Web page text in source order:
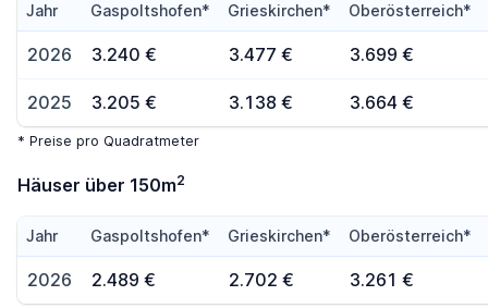
Jahr Gaspoltshofen* Grieskirchen* Oberösterreich*
2026 3.240 € 3.477 € 3.699 €
2025 3.205 € 3.138 € 3.664 €
* Preise pro Quadratmeter
Häuser über 150m2
Jahr Gaspoltshofen* Grieskirchen* Oberösterreich*
2026 2.489 € 2.702 € 3.261 €